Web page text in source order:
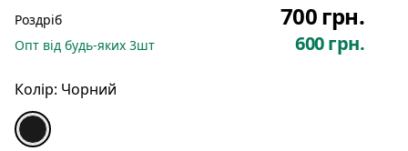
Роздріб 700 грн.
Опт від будь-яких 3шт 600 грн.
Колір: Чорний